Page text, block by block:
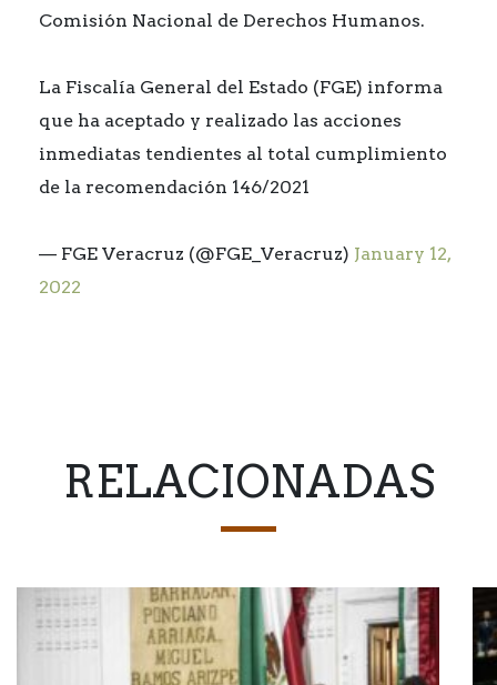
Comisión Nacional de Derechos Humanos.
La Fiscalía General del Estado (FGE) informa
que ha aceptado y realizado las acciones
inmediatas tendientes al total cumplimiento
de la recomendación 146/2021
— FGE Veracruz (@FGE_Veracruz) January 12,
2022
RELACIONADAS